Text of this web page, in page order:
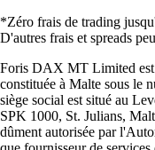
*Zéro frais de trading
D'autres frais et spreads
Foris DAX MT Limited est
constituée à Malte sous le
siège social est situé au
SPK 1000, St. Julians,
dûment autorisée par